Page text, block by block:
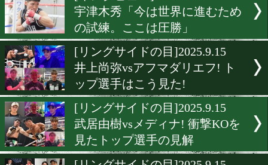
[インタビュー]2025.9.21
国本陸! 国内最強からアジ
覇へ
[インタビュー]2025.9.17
吉野修一郎「濃密な時間に
なし」
[インタビュー]2025.9.16